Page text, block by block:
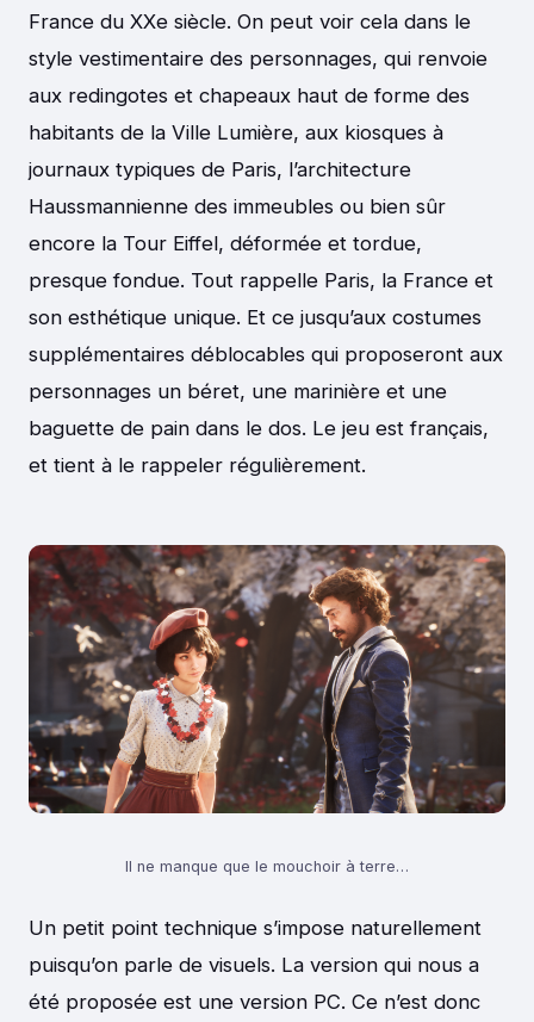
France du XXe siècle. On peut voir cela dans le
style vestimentaire des personnages, qui renvoie
aux redingotes et chapeaux haut de forme des
habitants de la Ville Lumière, aux kiosques à
journaux typiques de Paris, l’architecture
Haussmannienne des immeubles ou bien sûr
encore la Tour Eiffel, déformée et tordue,
presque fondue. Tout rappelle Paris, la France et
son esthétique unique. Et ce jusqu’aux costumes
supplémentaires déblocables qui proposeront aux
personnages un béret, une marinière et une
baguette de pain dans le dos. Le jeu est français,
et tient à le rappeler régulièrement.
Il ne manque que le mouchoir à terre…
Un petit point technique s’impose naturellement
puisqu’on parle de visuels. La version qui nous a
été proposée est une version PC. Ce n’est donc